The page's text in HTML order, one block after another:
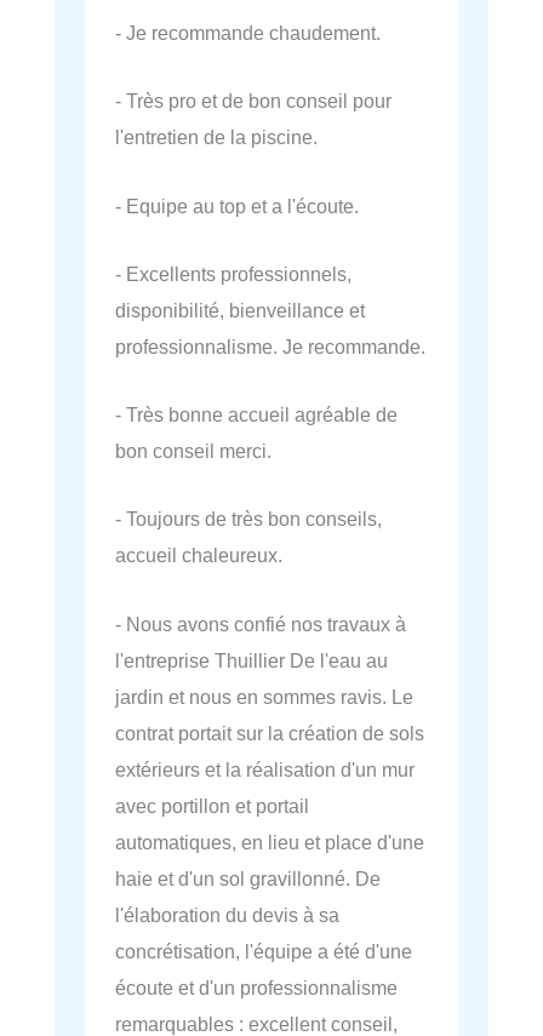
- Je recommande chaudement.
- Très pro et de bon conseil pour
l'entretien de la piscine.
- Equipe au top et a l'écoute.
- Excellents professionnels,
disponibilité, bienveillance et
professionnalisme. Je recommande.
- Très bonne accueil agréable de
bon conseil merci.
- Toujours de très bon conseils,
accueil chaleureux.
- Nous avons confié nos travaux à
l'entreprise Thuillier De l'eau au
jardin et nous en sommes ravis. Le
contrat portait sur la création de sols
extérieurs et la réalisation d'un mur
avec portillon et portail
automatiques, en lieu et place d'une
haie et d'un sol gravillonné. De
l'élaboration du devis à sa
concrétisation, l'équipe a été d'une
écoute et d'un professionnalisme
remarquables : excellent conseil,